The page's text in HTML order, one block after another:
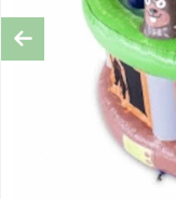
Previous